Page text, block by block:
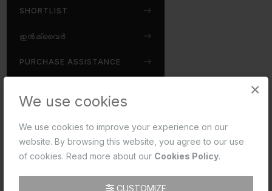
×
We use cookies
We use cookies to improve your experience on our
website. By browsing this website, you agree to our use
of cookies. Read more about our Cookies Policy.
CUSTOMIZE
SHORTLIST
ഇൻക്വൈർ
PURCHASE ASSISTANCE
Disclaimer:
Jaquar reserves the right at its sole discretion, to
change/modify/alter any product specification at any time
without notice, where improvement can be effected in